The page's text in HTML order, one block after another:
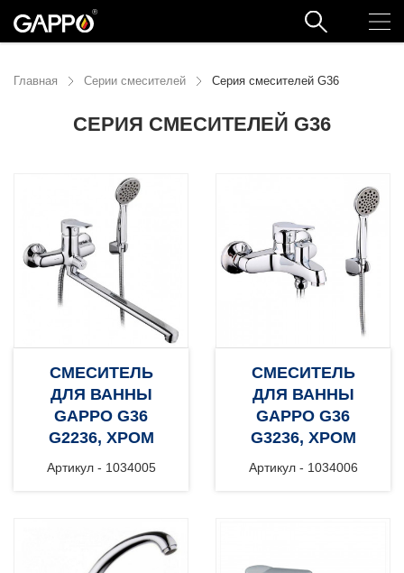
Главная Серии смесителей Серия смесителей G36
СЕРИЯ СМЕСИТЕЛЕЙ G36
СМЕСИТЕЛЬ
ДЛЯ ВАННЫ
GAPPO G36
G2236, ХРОМ
Артикул - 1034005
СМЕСИТЕЛЬ
ДЛЯ ВАННЫ
GAPPO G36
G3236, ХРОМ
Артикул - 1034006